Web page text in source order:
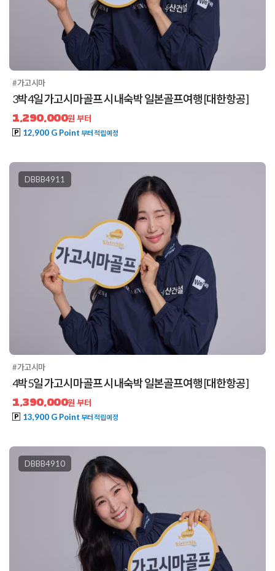
#가고시마
3박4일 가고시마골프 시내숙박 일본골프여행 [대한항공]
1,290,000원 부터
12,900 G Point 부터 적립예정
DBBB4911
#가고시마
4박5일 가고시마골프 시내숙박 일본골프여행 [대한항공]
1,390,000원 부터
13,900 G Point 부터 적립예정
DBBB4910